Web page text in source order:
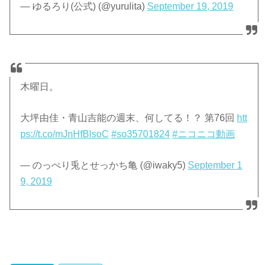
— ゆるろり(公式) (@yurulita) September 19, 2019
木曜日。
大坪由佳・青山吉能の週末、何してる！？ 第76回 htt
ps://t.co/mJnHfBlsoC #so35701824 #ニコニコ動画
— のっぺり兎とせっかち亀 (@iwaky5) September 1
9, 2019